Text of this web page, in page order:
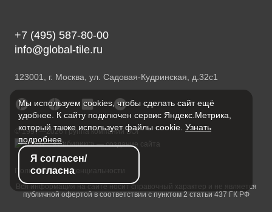
+7 (495) 587-80-00
info@global-tile.ru
123001, г. Москва, ул. Садовая-Кудринская, д.32с1
Политика конфиденциальности
© 1997—2026 Группа компаний ВОГ
«Сибирикс»— создание сайта
Вся информация на сайте носит справочный характер и не является
публичной офертой в соответствии с пунктом 2 статьи 437 ГК РФ
Мы используем cookies, чтобы сделать сайт ещё
удобнее. К сайту подключен сервис Яндекс.Метрика,
который также использует файлы cookie. Узнать
подробнее
Я согласен/
согласна